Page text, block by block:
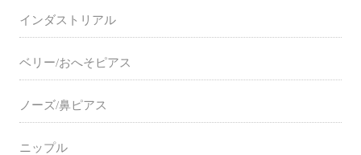
インダストリアル
ベリー/おへそピアス
ノーズ/鼻ピアス
ニップル